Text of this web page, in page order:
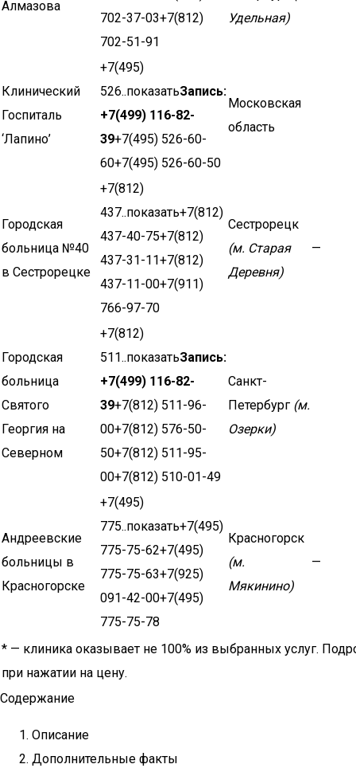
Алмазова
702-37-03+7(812)
702-51-91
Удельная)
Клинический
Госпиталь
‘Лапино’
+7(495)
526..показатьЗапись:
+7(499) 116-82-
39+7(495) 526-60-
60+7(495) 526-60-50
Московская
область
Городская
больница №40
в Сестрорецке
+7(812)
437..показать+7(812)
437-40-75+7(812)
437-31-11+7(812)
437-11-00+7(911)
766-97-70
Сестрорецк
(м. Старая
Деревня)
—
Городская
больница
Святого
Георгия на
Северном
+7(812)
511..показатьЗапись:
+7(499) 116-82-
39+7(812) 511-96-
00+7(812) 576-50-
50+7(812) 511-95-
00+7(812) 510-01-49
Санкт-
Петербург (м.
Озерки)
Андреевские
больницы в
Красногорске
+7(495)
775..показать+7(495)
775-75-62+7(495)
775-75-63+7(925)
091-42-00+7(495)
775-75-78
Красногорск
(м.
Мякинино)
—
* — клиника оказывает не 100% из выбранных услуг.
при нажатии на цену.
Содержание
Описание
Дополнительные факты